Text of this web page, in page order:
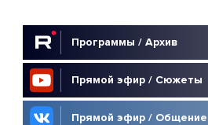
Программы / Архив
Прямой эфир / Сюжеты
Прямой эфир / Общение